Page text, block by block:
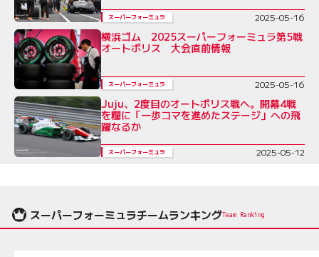
スーパーフォーミュラ 2025-05-16
横浜ゴム 2025スーパーフォーミュラ第5戦
オートポリス 大会直前情報
スーパーフォーミュラ 2025-05-16
Juju、2度目のオートポリス戦へ。開幕4戦
を糧に「一歩コマを進めたステージ」への飛
躍なるか
スーパーフォーミュラ 2025-05-12
スーパーフォーミュラチームランキングTeam Ranking